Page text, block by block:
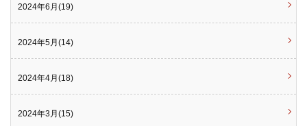
2024年6月(19)
2024年5月(14)
2024年4月(18)
2024年3月(15)